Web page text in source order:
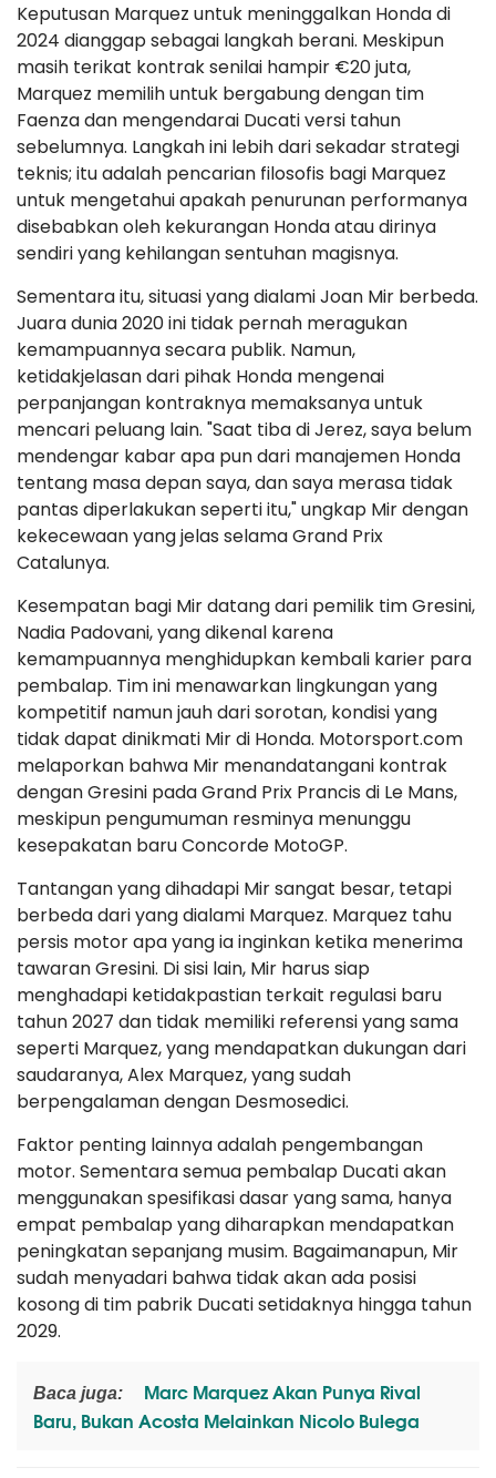
Keputusan Marquez untuk meninggalkan Honda di
2024 dianggap sebagai langkah berani. Meskipun
masih terikat kontrak senilai hampir €20 juta,
Marquez memilih untuk bergabung dengan tim
Faenza dan mengendarai Ducati versi tahun
sebelumnya. Langkah ini lebih dari sekadar strategi
teknis; itu adalah pencarian filosofis bagi Marquez
untuk mengetahui apakah penurunan performanya
disebabkan oleh kekurangan Honda atau dirinya
sendiri yang kehilangan sentuhan magisnya.
Sementara itu, situasi yang dialami Joan Mir berbeda.
Juara dunia 2020 ini tidak pernah meragukan
kemampuannya secara publik. Namun,
ketidakjelasan dari pihak Honda mengenai
perpanjangan kontraknya memaksanya untuk
mencari peluang lain. "Saat tiba di Jerez, saya belum
mendengar kabar apa pun dari manajemen Honda
tentang masa depan saya, dan saya merasa tidak
pantas diperlakukan seperti itu," ungkap Mir dengan
kekecewaan yang jelas selama Grand Prix
Catalunya.
Kesempatan bagi Mir datang dari pemilik tim Gresini,
Nadia Padovani, yang dikenal karena
kemampuannya menghidupkan kembali karier para
pembalap. Tim ini menawarkan lingkungan yang
kompetitif namun jauh dari sorotan, kondisi yang
tidak dapat dinikmati Mir di Honda. Motorsport.com
melaporkan bahwa Mir menandatangani kontrak
dengan Gresini pada Grand Prix Prancis di Le Mans,
meskipun pengumuman resminya menunggu
kesepakatan baru Concorde MotoGP.
Tantangan yang dihadapi Mir sangat besar, tetapi
berbeda dari yang dialami Marquez. Marquez tahu
persis motor apa yang ia inginkan ketika menerima
tawaran Gresini. Di sisi lain, Mir harus siap
menghadapi ketidakpastian terkait regulasi baru
tahun 2027 dan tidak memiliki referensi yang sama
seperti Marquez, yang mendapatkan dukungan dari
saudaranya, Alex Marquez, yang sudah
berpengalaman dengan Desmosedici.
Faktor penting lainnya adalah pengembangan
motor. Sementara semua pembalap Ducati akan
menggunakan spesifikasi dasar yang sama, hanya
empat pembalap yang diharapkan mendapatkan
peningkatan sepanjang musim. Bagaimanapun, Mir
sudah menyadari bahwa tidak akan ada posisi
kosong di tim pabrik Ducati setidaknya hingga tahun
2029.
Baca juga:
Marc Marquez Akan Punya Rival
Baru, Bukan Acosta Melainkan Nicolo Bulega